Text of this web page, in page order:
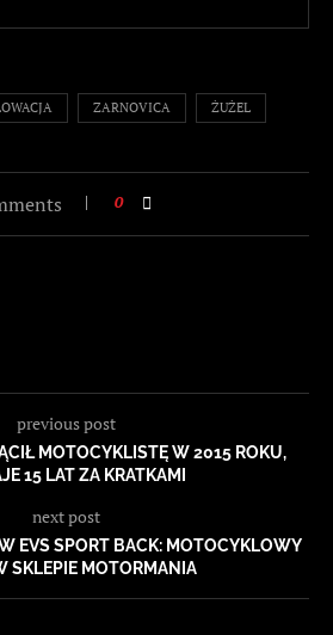
ZARNOVICA ŻUŻEL
0
previous post
MOTOCYKLISTĘ W 2015 ROKU,
15 LAT ZA KRATKAMI
next post
EVS SPORT BACK: MOTOCYKLOWY
SKLEPIE MOTORMANIA